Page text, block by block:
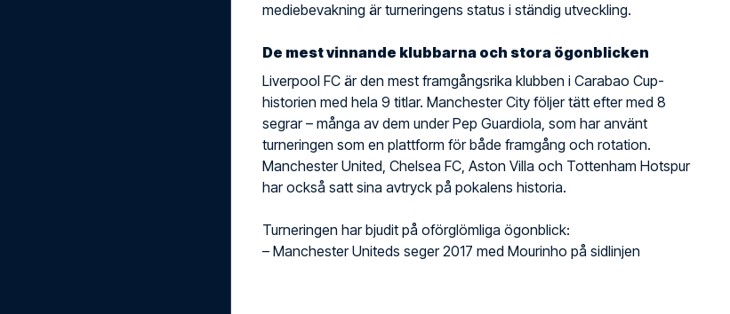
mediebevakning är turneringens status i ständig utveckling.
De mest vinnande klubbarna och stora ögonblicken
Liverpool FC är den mest framgångsrika klubben i Carabao Cup-
historien med hela 9 titlar. Manchester City följer tätt efter med 8
segrar – många av dem under Pep Guardiola, som har använt
turneringen som en plattform för både framgång och rotation.
Manchester United, Chelsea FC, Aston Villa och Tottenham Hotspur
har också satt sina avtryck på pokalens historia.
Turneringen har bjudit på oförglömliga ögonblick:
– Manchester Uniteds seger 2017 med Mourinho på sidlinjen